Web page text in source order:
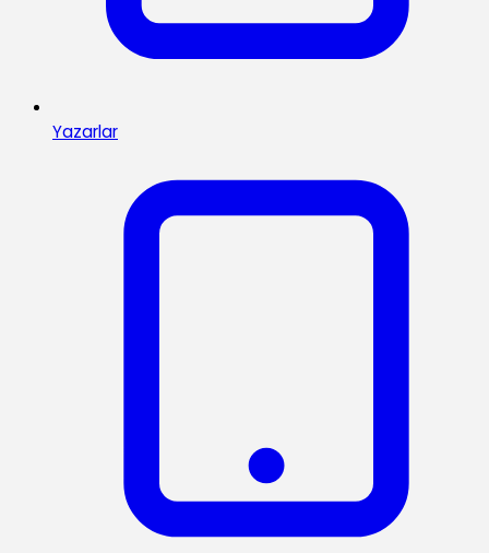
Yazarlar